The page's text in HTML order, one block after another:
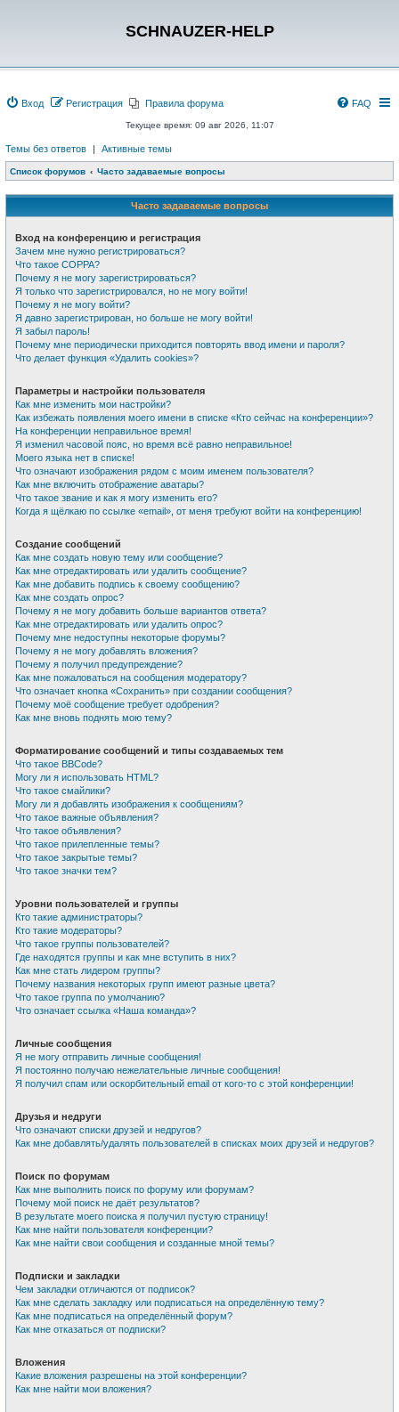
SCHNAUZER-HELP
Вход Регистрация Правила форума FAQ
Текущее время: 09 авг 2026, 11:07
Темы без ответов | Активные темы
Список форумов Часто задаваемые вопросы
Часто задаваемые вопросы
Вход на конференцию и регистрация
Зачем мне нужно регистрироваться?
Что такое COPPA?
Почему я не могу зарегистрироваться?
Я только что зарегистрировался, но не могу войти!
Почему я не могу войти?
Я давно зарегистрирован, но больше не могу войти!
Я забыл пароль!
Почему мне периодически приходится повторять ввод имени и пароля?
Что делает функция «Удалить cookies»?
Параметры и настройки пользователя
Как мне изменить мои настройки?
Как избежать появления моего имени в списке «Кто сейчас на конференции»?
На конференции неправильное время!
Я изменил часовой пояс, но время всё равно неправильное!
Моего языка нет в списке!
Что означают изображения рядом с моим именем пользователя?
Как мне включить отображение аватары?
Что такое звание и как я могу изменить его?
Когда я щёлкаю по ссылке «email», от меня требуют войти на конференцию!
Создание сообщений
Как мне создать новую тему или сообщение?
Как мне отредактировать или удалить сообщение?
Как мне добавить подпись к своему сообщению?
Как мне создать опрос?
Почему я не могу добавить больше вариантов ответа?
Как мне отредактировать или удалить опрос?
Почему мне недоступны некоторые форумы?
Почему я не могу добавлять вложения?
Почему я получил предупреждение?
Как мне пожаловаться на сообщения модератору?
Что означает кнопка «Сохранить» при создании сообщения?
Почему моё сообщение требует одобрения?
Как мне вновь поднять мою тему?
Форматирование сообщений и типы создаваемых тем
Что такое BBCode?
Могу ли я использовать HTML?
Что такое смайлики?
Могу ли я добавлять изображения к сообщениям?
Что такое важные объявления?
Что такое объявления?
Что такое прилепленные темы?
Что такое закрытые темы?
Что такое значки тем?
Уровни пользователей и группы
Кто такие администраторы?
Кто такие модераторы?
Что такое группы пользователей?
Где находятся группы и как мне вступить в них?
Как мне стать лидером группы?
Почему названия некоторых групп имеют разные цвета?
Что такое группа по умолчанию?
Что означает ссылка «Наша команда»?
Личные сообщения
Я не могу отправить личные сообщения!
Я постоянно получаю нежелательные личные сообщения!
Я получил спам или оскорбительный email от кого-то с этой конференции!
Друзья и недруги
Что означают списки друзей и недругов?
Как мне добавлять/удалять пользователей в списках моих друзей и недругов?
Поиск по форумам
Как мне выполнить поиск по форуму или форумам?
Почему мой поиск не даёт результатов?
В результате моего поиска я получил пустую страницу!
Как мне найти пользователя конференции?
Как мне найти свои сообщения и созданные мной темы?
Подписки и закладки
Чем закладки отличаются от подписок?
Как мне сделать закладку или подписаться на определённую тему?
Как мне подписаться на определённый форум?
Как мне отказаться от подписки?
Вложения
Какие вложения разрешены на этой конференции?
Как мне найти мои вложения?